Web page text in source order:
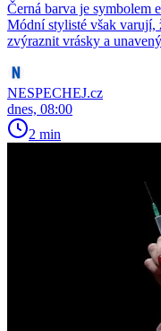
Černá barva je symbolem
Módní stylisté však varují,
zvýraznit vrásky a
NESPECHEJ.cz
dnes, 08:00
2 min